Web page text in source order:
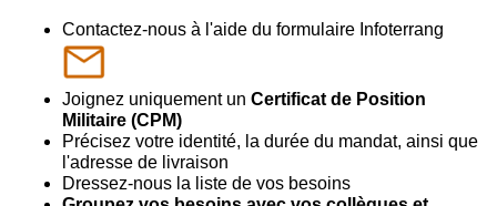
Contactez-nous à l'aide du formulaire Infoterrang
Joignez uniquement un Certificat de Position
Militaire (CPM)
Précisez votre identité, la durée du mandat, ainsi que
l'adresse de livraison
Dressez-nous la liste de vos besoins